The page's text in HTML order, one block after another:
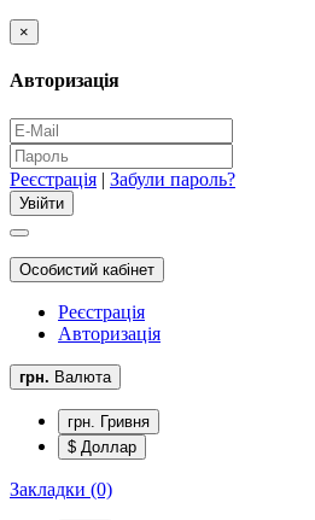
×
Авторизація
Реєстрація | Забули пароль?
Особистий кабінет
Реєстрація
Авторизація
грн. Валюта
грн. Гривня
$ Доллар
Закладки (0)